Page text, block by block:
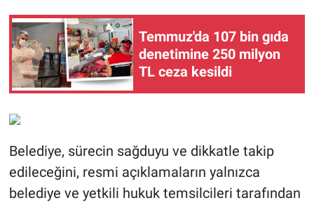
Temmuz'da 107 bin gıda
denetimine 250 milyon
TL ceza kesildi
Belediye, sürecin sağduyu ve dikkatle takip
edileceğini, resmi açıklamaların yalnızca
belediye ve yetkili hukuk temsilcileri tarafından